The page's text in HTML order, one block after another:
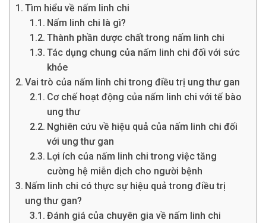
Tìm hiểu về nấm linh chi
Nấm linh chi là gì?
Thành phần dược chất trong nấm linh chi
Tác dụng chung của nấm linh chi đối với sức
khỏe
Vai trò của nấm linh chi trong điều trị ung thư gan
Cơ chế hoạt động của nấm linh chi với tế bào
ung thư
Nghiên cứu về hiệu quả của nấm linh chi đối
với ung thư gan
Lợi ích của nấm linh chi trong việc tăng
cường hệ miễn dịch cho người bệnh
Nấm linh chi có thực sự hiệu quả trong điều trị
ung thư gan?
Đánh giá của chuyên gia về nấm linh chi